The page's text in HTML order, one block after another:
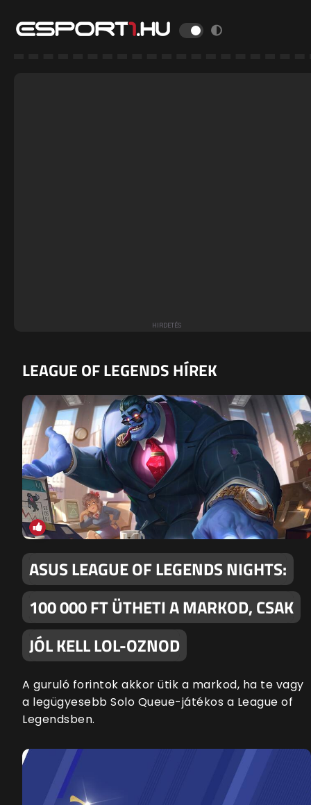
LEAGUE OF LEGENDS HÍREK
ASUS LEAGUE OF LEGENDS NIGHTS:
100 000 FT ÜTHETI A MARKOD, CSAK
JÓL KELL LOL-OZNOD
A guruló forintok akkor ütik a markod, ha te vagy
a legügyesebb Solo Queue-játékos a League of
Legendsben.